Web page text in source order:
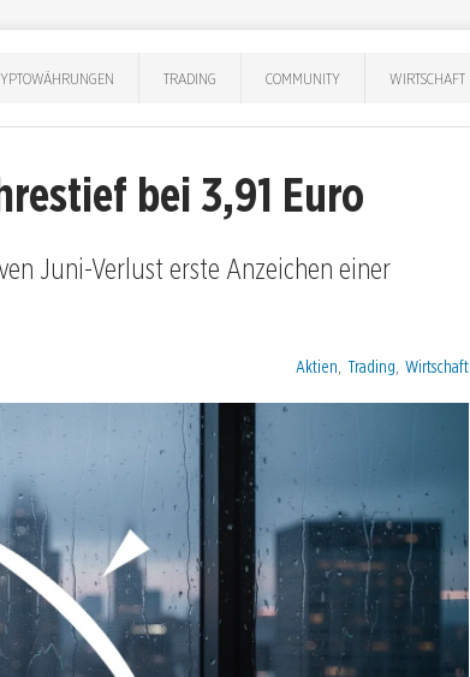
TRADING COMMUNITY WIRTSCHAFT
bei 3,91 Euro
Juni-Verlust erste Anzeichen einer
Kategorien:
Aktien Trading Wirtschaft